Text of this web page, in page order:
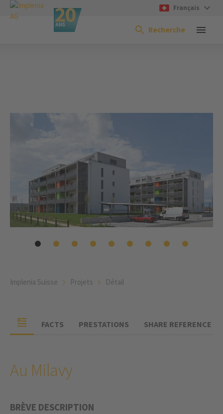
Français
Recherche
Implenia Suisse Projets Détail
FACTS PRESTATIONS SHARE REFERENCE
Au Milavy
BRÈVE DESCRIPTION